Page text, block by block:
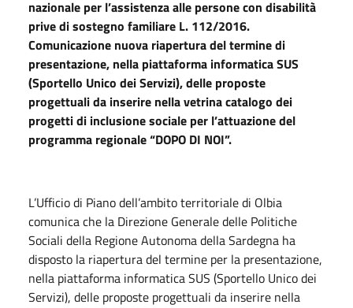
nazionale per l’assistenza alle persone con disabilità
prive di sostegno familiare L. 112/2016.
Comunicazione nuova riapertura del termine di
presentazione, nella piattaforma informatica SUS
(Sportello Unico dei Servizi), delle proposte
progettuali da inserire nella vetrina catalogo dei
progetti di inclusione sociale per l’attuazione del
programma regionale “DOPO DI NOI”.
L’Ufficio di Piano dell’ambito territoriale di Olbia
comunica che la Direzione Generale delle Politiche
Sociali della Regione Autonoma della Sardegna ha
disposto la riapertura del termine per la presentazione,
nella piattaforma informatica SUS (Sportello Unico dei
Servizi), delle proposte progettuali da inserire nella